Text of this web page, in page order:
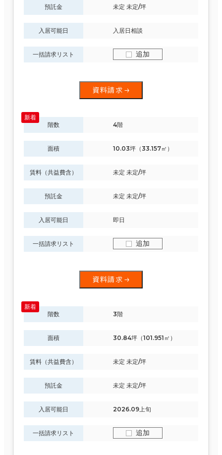
預託金 未定 未定/坪
入居可能日 入居日相談
一括請求リスト 追加
資料請求
階数 4階
面積 10.03坪（33.157㎡）
賃料（共益費含） 未定 未定/坪
預託金 未定 未定/坪
入居可能日 即日
一括請求リスト 追加
資料請求
階数 3階
面積 30.84坪（101.951㎡）
賃料（共益費含） 未定 未定/坪
預託金 未定 未定/坪
入居可能日 2026.09上旬
一括請求リスト 追加